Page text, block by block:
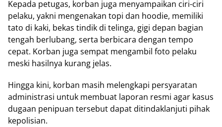
Kepada petugas, korban juga menyampaikan ciri-ciri
pelaku, yakni mengenakan topi dan hoodie, memiliki
tato di kaki, bekas tindik di telinga, gigi depan bagian
tengah berlubang, serta berbicara dengan tempo
cepat. Korban juga sempat mengambil foto pelaku
meski hasilnya kurang jelas.
Hingga kini, korban masih melengkapi persyaratan
administrasi untuk membuat laporan resmi agar kasus
dugaan penipuan tersebut dapat ditindaklanjuti pihak
kepolisian.